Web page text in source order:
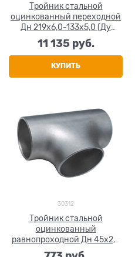
Тройник стальной
оцинкованный переходной
Дн 219х6,0-133х5,0 (Ду
200х125) бесшовный ГОСТ
17376-2001
11 135 руб.
КУПИТЬ
30312
Тройник стальной
оцинкованный
равнопроходной Дн 45х2,5
(Ду 40) бесшовный ГОСТ